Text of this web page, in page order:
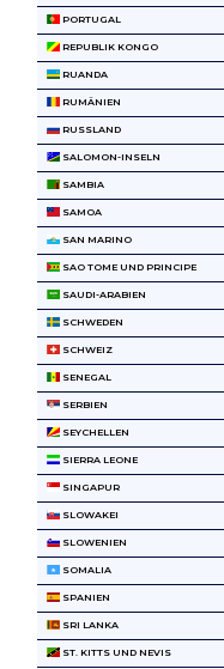
PORTUGAL
REPUBLIK KONGO
RUANDA
RUMÄNIEN
RUSSLAND
SALOMON-INSELN
SAMBIA
SAMOA
SAN MARINO
SAO TOME UND PRINCIPE
SAUDI-ARABIEN
SCHWEDEN
SCHWEIZ
SENEGAL
SERBIEN
SEYCHELLEN
SIERRA LEONE
SINGAPUR
SLOWAKEI
SLOWENIEN
SOMALIA
SPANIEN
SRI LANKA
ST. KITTS UND NEVIS